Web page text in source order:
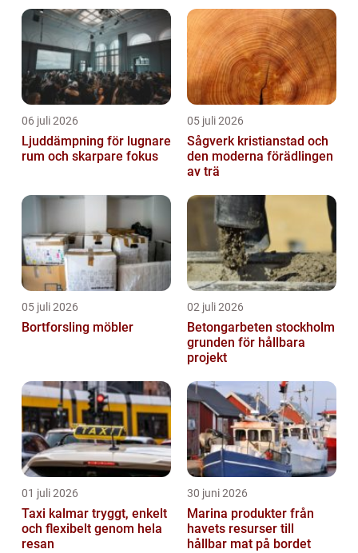
06 juli 2026
Ljuddämpning för lugnare
rum och skarpare fokus
05 juli 2026
Sågverk kristianstad och
den moderna förädlingen
av trä
05 juli 2026
Bortforsling möbler
02 juli 2026
Betongarbeten stockholm
grunden för hållbara
projekt
01 juli 2026
Taxi kalmar tryggt, enkelt
och flexibelt genom hela
resan
30 juni 2026
Marina produkter från
havets resurser till
hållbar mat på bordet